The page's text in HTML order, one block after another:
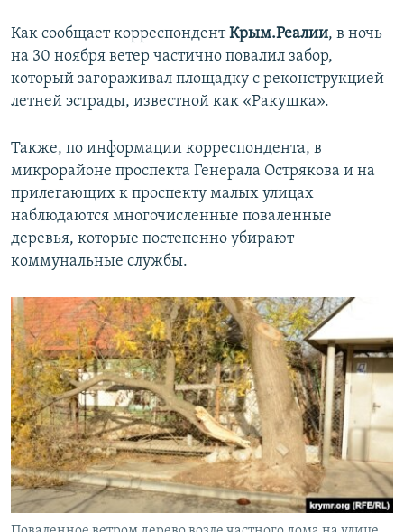
Как сообщает корреспондентКрым.Реалии, в ночь
на 30 ноября ветер частично повалил забор,
который загораживал площадку с реконструкцией
летней эстрады, известной как «Ракушка».
Также, по информации корреспондента, в
микрорайоне проспекта Генерала Острякова и на
прилегающих к проспекту малых улицах
наблюдаются многочисленные поваленные
деревья, которые постепенно убирают
коммунальные службы.